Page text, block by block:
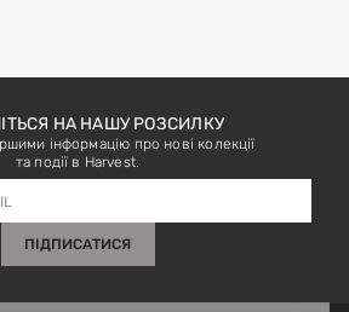
НА НАШУ РОЗСИЛКУ
інформацію про нові колекції
та події в Harvest.
ПІДПИСАТИСЯ